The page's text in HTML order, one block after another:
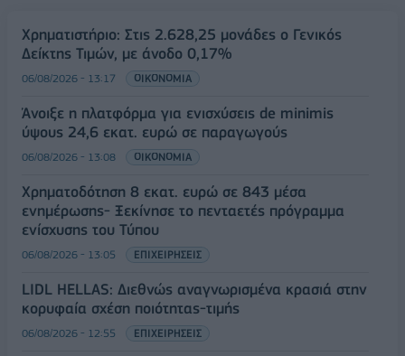
Χρηματιστήριο: Στις 2.628,25 μονάδες ο Γενικός
Δείκτης Τιμών, με άνοδο 0,17%
06/08/2026 - 13:17 ΟΙΚΟΝΟΜΙΑ
Άνοιξε η πλατφόρμα για ενισχύσεις de minimis
ύψους 24,6 εκατ. ευρώ σε παραγωγούς
06/08/2026 - 13:08 ΟΙΚΟΝΟΜΙΑ
Χρηματοδότηση 8 εκατ. ευρώ σε 843 μέσα
ενημέρωσης- Ξεκίνησε το πενταετές πρόγραμμα
ενίσχυσης του Τύπου
06/08/2026 - 13:05 ΕΠΙΧΕΙΡΗΣΕΙΣ
LIDL HELLAS: Διεθνώς αναγνωρισμένα κρασιά στην
κορυφαία σχέση ποιότητας-τιμής
06/08/2026 - 12:55 ΕΠΙΧΕΙΡΗΣΕΙΣ